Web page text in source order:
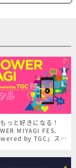
っと好きになる！
MIYAGI FES.
by TGC」スペ